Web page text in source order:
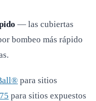
— las cubiertas
bombeo más rápido
para sitios
para sitios expuestos